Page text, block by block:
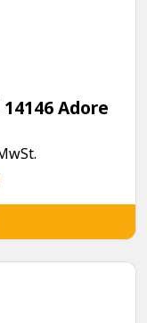
Adore